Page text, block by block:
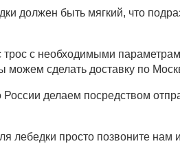
должен быть мягкий, что
с необходимыми
можем сделать доставку по
России делаем посредством
лебедки просто позвоните